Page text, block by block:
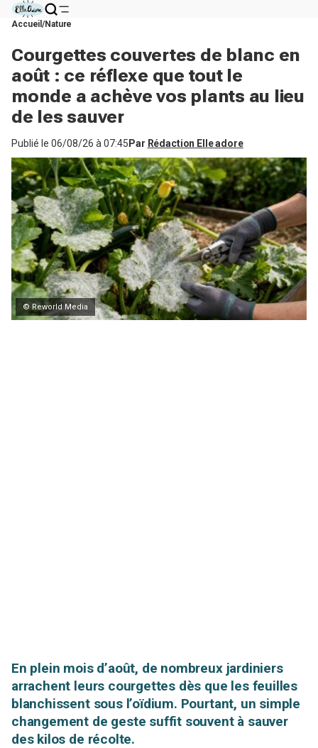
Accueil Nature
Courgettes couvertes de blanc en
août : ce réflexe que tout le
monde a achève vos plants au lieu
de les sauver
Publié le 06/08/26 à 07:45 Par Rédaction Elle adore
© Reworld Media
En plein mois d’août, de nombreux jardiniers
arrachent leurs courgettes dès que les feuilles
blanchissent sous l’oïdium. Pourtant, un simple
changement de geste suffit souvent à sauver
des kilos de récolte.